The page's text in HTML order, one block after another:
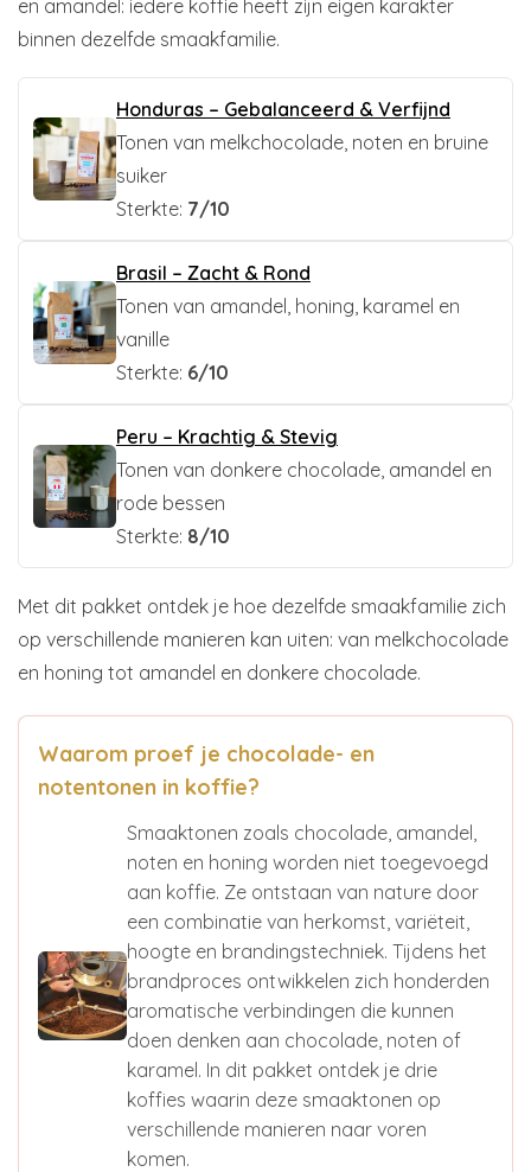
en amandel: iedere koffie heeft zijn eigen karakter
binnen dezelfde smaakfamilie.
Honduras – Gebalanceerd & Verfijnd
Tonen van melkchocolade, noten en bruine
suiker
Sterkte: 7/10
Brasil – Zacht & Rond
Tonen van amandel, honing, karamel en
vanille
Sterkte: 6/10
Peru – Krachtig & Stevig
Tonen van donkere chocolade, amandel en
rode bessen
Sterkte: 8/10
Met dit pakket ontdek je hoe dezelfde smaakfamilie zich
op verschillende manieren kan uiten: van melkchocolade
en honing tot amandel en donkere chocolade.
Waarom proef je chocolade- en
notentonen in koffie?
Smaaktonen zoals chocolade, amandel,
noten en honing worden niet toegevoegd
aan koffie. Ze ontstaan van nature door
een combinatie van herkomst, variëteit,
hoogte en brandingstechniek. Tijdens het
brandproces ontwikkelen zich honderden
aromatische verbindingen die kunnen
doen denken aan chocolade, noten of
karamel. In dit pakket ontdek je drie
koffies waarin deze smaaktonen op
verschillende manieren naar voren
komen.